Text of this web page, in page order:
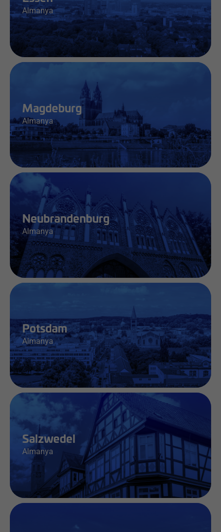
Almanya
Magdeburg
Almanya
İş & Bilgi
Neubrandenburg
Almanya
Potsdam
Almanya
İş & Bilgi
Salzwedel
Almanya